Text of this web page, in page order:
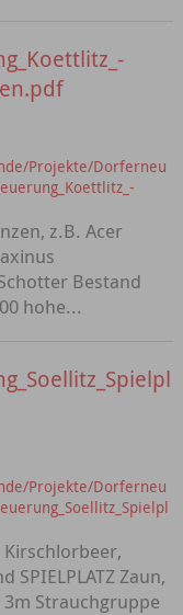
Projekte/Dorferneu
z.B. Acer
Bestand
hohe...
Projekte/Dorferneu
Kirschlorbeer,
SPIELPLATZ Zaun,
Strauchgruppe